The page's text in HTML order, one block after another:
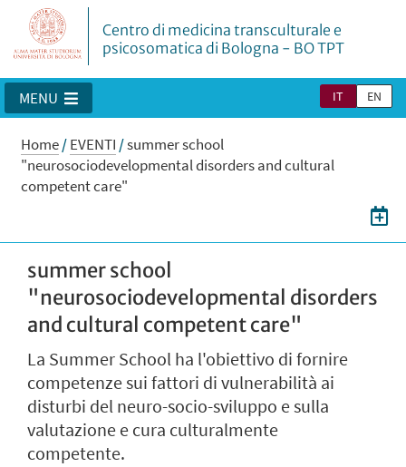
Centro di medicina transculturale e
psicosomatica di Bologna - BO TPT
IT EN
MENU
Home/EVENTI /summer school
"neurosociodevelopmental disorders and cultural
competent care"
summer school
"neurosociodevelopmental disorders
and cultural competent care"
La Summer School ha l'obiettivo di fornire
competenze sui fattori di vulnerabilità ai
disturbi del neuro-socio-sviluppo e sulla
valutazione e cura culturalmente
competente.